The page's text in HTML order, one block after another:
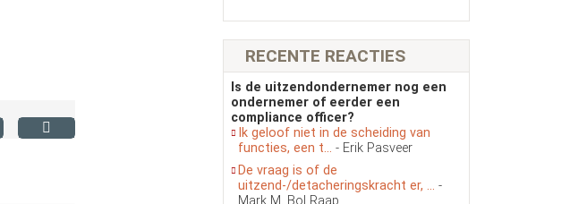
RECENTE REACTIES
Is de uitzendondernemer nog een
ondernemer of eerder een
compliance officer?
Ik geloof niet in de scheiding van
functies, een t... - Erik Pasveer
De vraag is of de
uitzend-/detacheringskracht er, ... -